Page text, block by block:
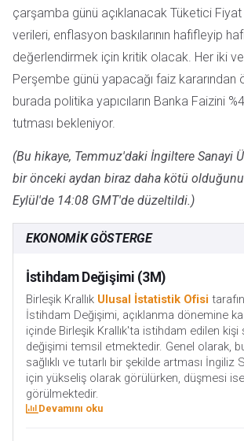
çarşamba günü açıklanacak Tüketici Fiyat
verileri, enflasyon baskılarının hafifleyip
değerlendirmek için kritik olacak. Her iki
Perşembe günü yapacağı faiz kararından
burada politika yapıcıların Banka Faizini
tutması bekleniyor.
(Bu hikaye, Temmuz'daki İngiltere Sanayi
bir önceki aydan biraz daha kötü
Eylül'de 14:08 GMT'de düzeltildi.)
EKONOMIK GÖSTERGE
İstihdam Değişimi (3M)
Birleşik Krallık Ulusal İstatistik Ofisi
İstihdam Değişimi, açıklanma dönemine
içinde Birleşik Krallık'ta istihdam edilen kişi
değişimi temsil etmektedir. Genel olarak,
sağlıklı ve tutarlı bir şekilde artması İngiliz
için yükseliş olarak görülürken, düşmesi
görülmektedir.
Devamını oku